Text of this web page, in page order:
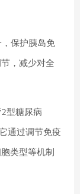
，保护胰岛免
，减少对全
型糖尿病
通过调节免疫
类型等机制